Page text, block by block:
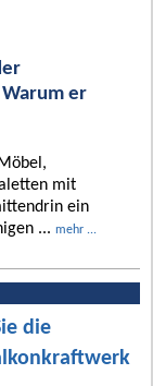
er
mit
ein
... mehr ...
die